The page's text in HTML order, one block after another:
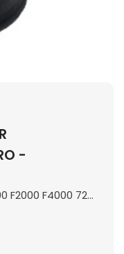
-
F2000 F4000 72...